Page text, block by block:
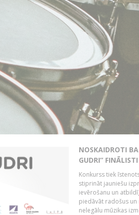
NOSKAIDROTI
GUDRI” FINĀLISTI
Konkurss tiek
stiprināt jauniešu
ievērošanu un
piedāvāt radošus
nelegālu mūzikas